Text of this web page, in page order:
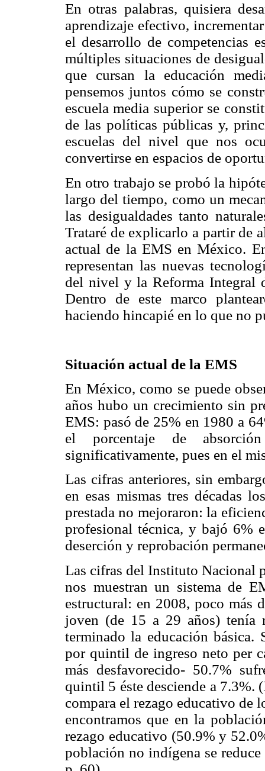
En otras palabras, quisiera
aprendizaje efectivo,
el desarrollo de competencias
múltiples situaciones de
que cursan la educación
pensemos juntos cómo se
escuela media superior se
de las políticas públicas y,
escuelas del nivel que nos
convertirse en espacios de
En otro trabajo se probó la
largo del tiempo, como un
las desigualdades tanto
Trataré de explicarlo a partir de
actual de la EMS en México.
representan las nuevas
del nivel y la Reforma Integral
Dentro de este marco
haciendo hincapié en lo que no
Situación actual de la EMS
En México, como se puede
años hubo un crecimiento sin
EMS: pasó de 25% en 1980 a
el porcentaje de
significativamente, pues en el
Las cifras anteriores, sin
en esas mismas tres décadas
prestada no mejoraron: la
profesional técnica, y bajó 6%
deserción y reprobación
Las cifras del Instituto Nacional
nos muestran un sistema de
estructural: en 2008, poco más
joven (de 15 a 29 años) tenía
terminado la educación básica.
por quintil de ingreso neto per
más desfavorecido- 50.7%
quintil 5 éste desciende a 7.3%.
compara el rezago educativo de
encontramos que en la
rezago educativo (50.9% y
población no indígena se